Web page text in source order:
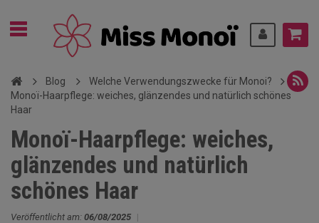
Blog
Welche Verwendungszwecke für Monoi?
Monoï-Haarpflege: weiches, glänzendes und natürlich schönes
Haar
Monoï-Haarpflege: weiches,
glänzendes und natürlich
schönes Haar
Veröffentlicht am: 06/08/2025 |